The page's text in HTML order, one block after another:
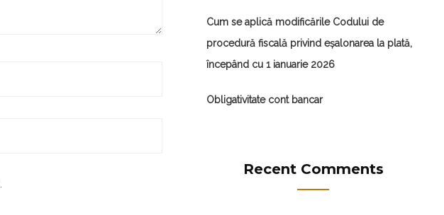
Cum se aplică modificările Codului de
procedură fiscală privind eșalonarea la plată,
începând cu 1 ianuarie 2026
Obligativitate cont bancar
Recent Comments